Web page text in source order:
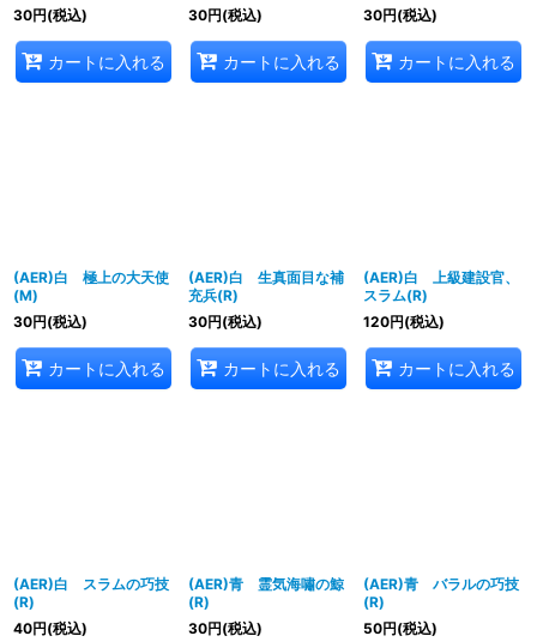
30円(税込)
カートに入れる
30円(税込)
カートに入れる
30円(税込)
カートに入れる
(AER)白 極上の大天使
(M)
30円(税込)
カートに入れる
(AER)白 生真面目な補
充兵(R)
30円(税込)
カートに入れる
(AER)白 上級建設官、
スラム(R)
120円(税込)
カートに入れる
(AER)白 スラムの巧技
(R)
40円(税込)
(AER)青 霊気海嘯の鯨
(R)
30円(税込)
(AER)青 バラルの巧技
(R)
50円(税込)